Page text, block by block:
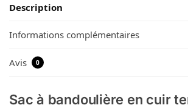
Description
Informations complémentaires
Avis 0
Sac à bandoulière en cuir